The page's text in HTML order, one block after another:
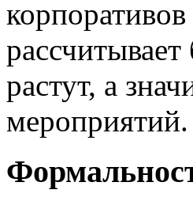
растут, а
мероприятий.